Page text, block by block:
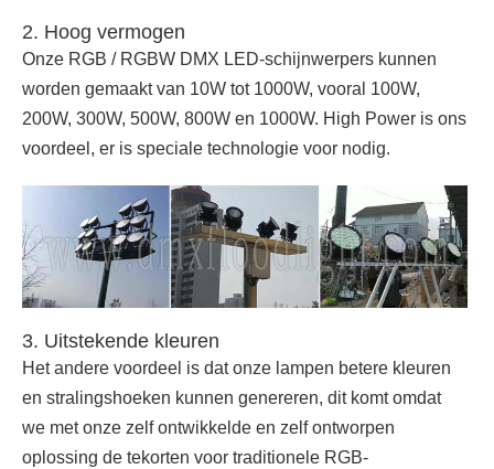
2. Hoog vermogen
Onze RGB / RGBW DMX LED-schijnwerpers kunnen
worden gemaakt van 10W tot 1000W, vooral 100W,
200W, 300W, 500W, 800W en 1000W. High Power is ons
voordeel, er is speciale technologie voor nodig.
3. Uitstekende kleuren
Het andere voordeel is dat onze lampen betere kleuren
en stralingshoeken kunnen genereren, dit komt omdat
we met onze zelf ontwikkelde en zelf ontworpen
oplossing de tekorten voor traditionele RGB-